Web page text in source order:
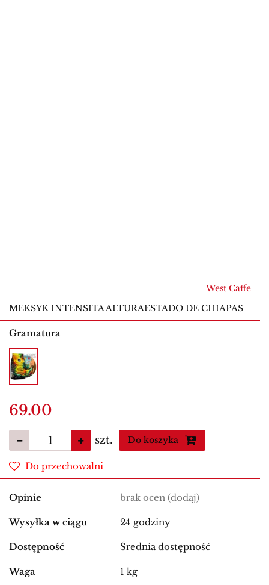
West Caffe
MEKSYK INTENSITA ALTURAESTADO DE CHIAPAS
Gramatura
69.00
szt. Do koszyka
Do przechowalni
Opinie brak ocen (dodaj)
Wysyłka w ciągu 24 godziny
Dostępność Średnia dostępność
Waga 1 kg